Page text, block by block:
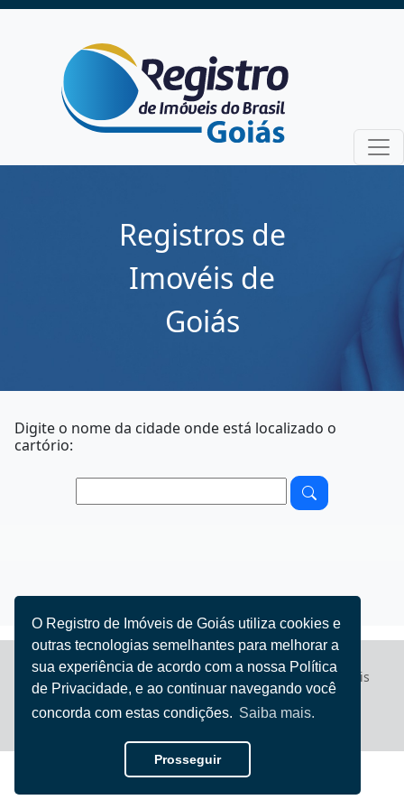
O Registro de Imóveis de Goiás utiliza cookies e
outras tecnologias semelhantes para melhorar a
sua experiência de acordo com a nossa Política
de Privacidade, e ao continuar navegando você
concorda com estas condições. Saiba mais.
Prosseguir
Registros de
Imovéis de
Goiás
Digite o nome da cidade onde está localizado o
cartório:
© 2022 - 2026 Todos direitos reservadosRegistro de Imóveis
de Goiás
Desenvolvido porIury Flores